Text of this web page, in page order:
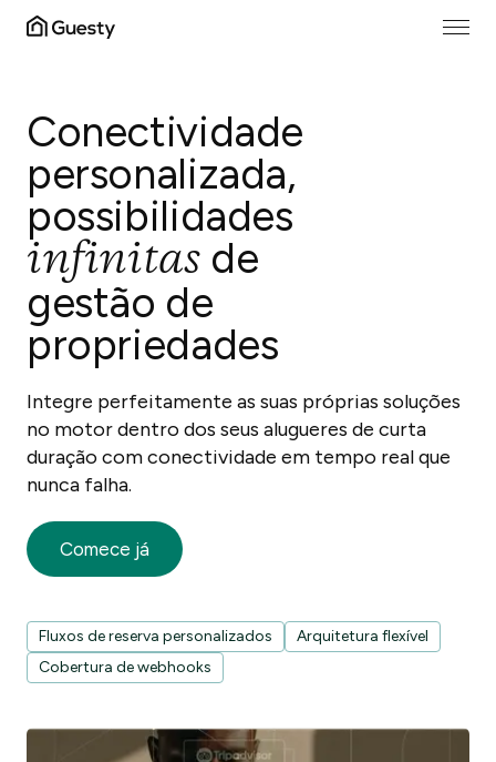
Fluxos de reserva personalizados
Arquitetura flexível
Cobertura de webhooks
Conectividade
personalizada,
possibilidades
infinitas de
gestão de
propriedades
Integre perfeitamente as suas próprias soluções
no motor dentro dos seus alugueres de curta
duração com conectividade em tempo real que
nunca falha.
Comece já